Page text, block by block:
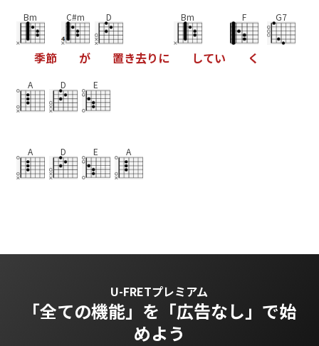
Bm
季節
C#m
が
D
置き去り に
Bm
してい
F
く
G7
A D E
A D E A
U-FRETプレミアム
「全ての機能」を 「広告なし」で始
めよう